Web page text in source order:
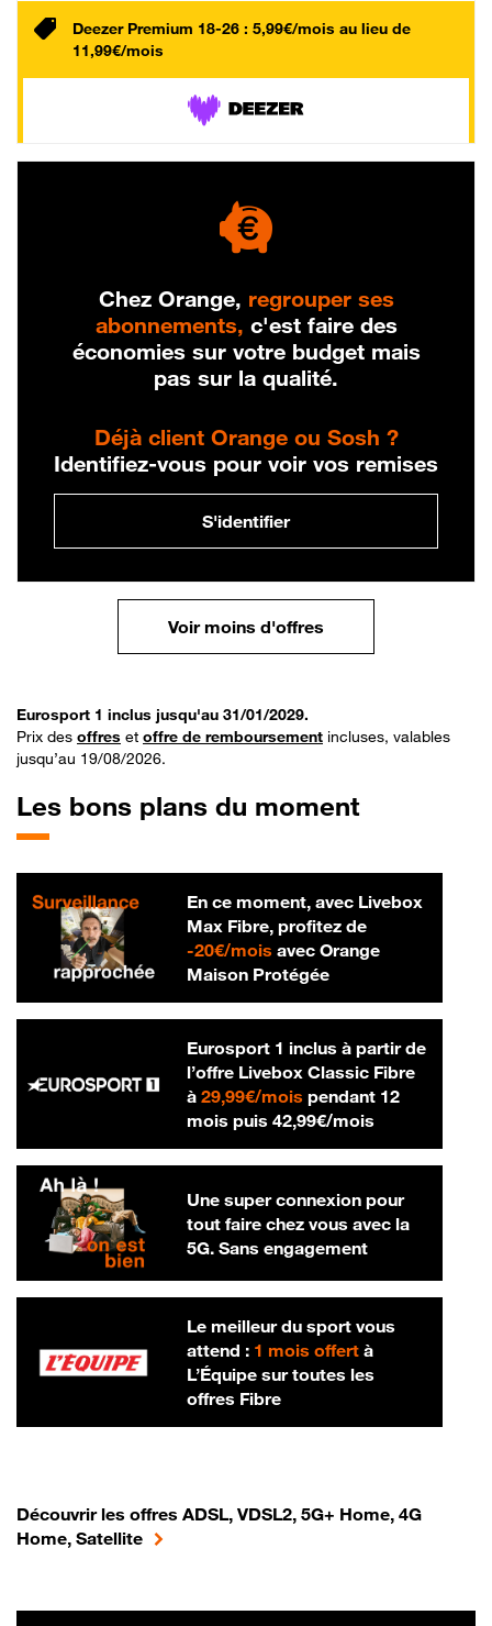
Deezer Premium 18-26 : 5,99€/mois au lieu de
11,99€/mois
Chez Orange, regrouper ses
abonnements, c'est faire des
économies sur votre budget mais
pas sur la qualité.
Déjà client Orange ou Sosh ?
Identifiez-vous pour voir vos remises
S'identifier
Voir moins d'offres
Eurosport 1 inclus jusqu'au 31/01/2029.
Prix des offres et offre de remboursement incluses, valables
jusqu’au 19/08/2026.
Les bons plans du moment
En ce moment, avec Livebox
Max Fibre, profitez de
-20€/mois20 € par mois
avec Orange
Maison Protégée
Eurosport 1 inclus à partir de
l’offre Livebox Classic Fibre
à 29,99€/mois29,99 € par mois
pendant 12
mois puis 42,99€/mois42,99 € par
Une super connexion pour
tout faire chez vous avec la
5G. Sans engagement
Le meilleur du sport vous
attend : 1 mois offertà
L’Équipe sur toutes les
offres Fibre
Découvrir les offres ADSL, VDSL2, 5G+ Home, 4G
Home, Satellite